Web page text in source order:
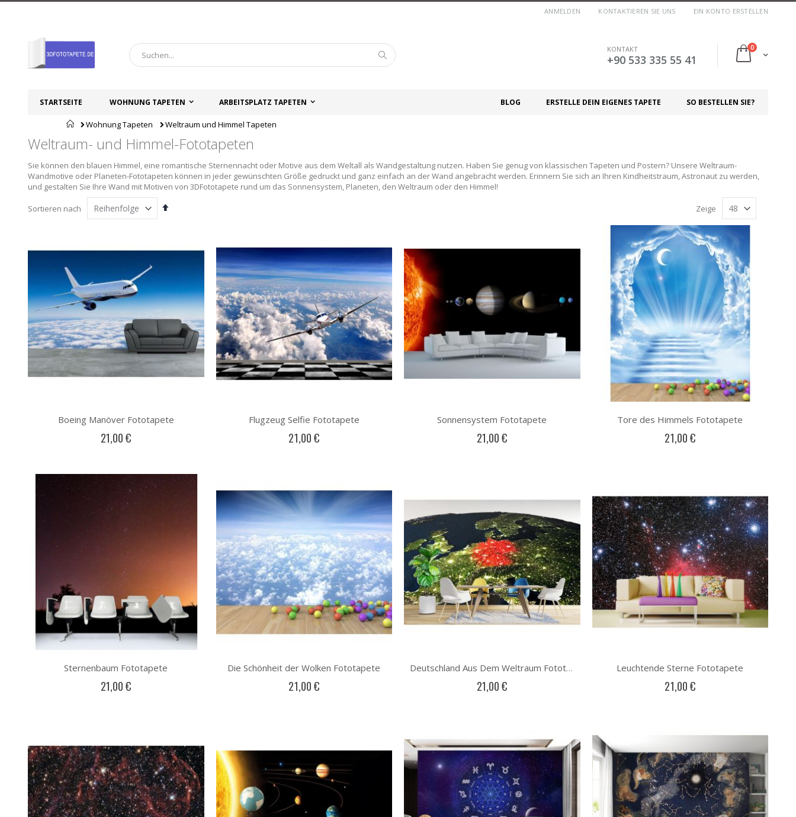
ANMELDEN KONTAKTIEREN SIE UNS EIN KONTO ERSTELLEN
Cart
0Artikel
Suche KONTAKT
+90 533 335 55 41
STARTSEITE WOHNUNG TAPETEN ARBEITSPLATZ TAPETEN SO BESTELLEN SIE?
ERSTELLE DEIN EIGENES TAPETE
BLOG
Startseite
Wohnung Tapeten Weltraum und Himmel Tapeten
Weltraum- und Himmel-Fototapeten
Sie können den blauen Himmel, eine romantische Sternennacht oder Motive aus dem Weltall als Wandgestaltung nutzen. Haben Sie genug von klassischen Tapeten und Postern? Unsere Weltraum-
Wandmotive oder Planeten-Fototapeten können in jeder gewünschten Größe gedruckt und ganz einfach an der Wand angebracht werden. Erinnern Sie sich an Ihren Kindheitstraum, Astronaut zu werden,
und gestalten Sie Ihre Wand mit Motiven von 3DFototapete rund um das Sonnensystem, Planeten, den Weltraum oder den Himmel!
Sortieren nach
Absteigend
Zeige
Boeing Manöver Fototapete
21,00 €
Flugzeug Selfie Fototapete
21,00 €
Sonnensystem Fototapete
21,00 €
Tore des Himmels Fototapete
21,00 €
Sternenbaum Fototapete
21,00 €
Die Schönheit der Wolken Fototapete
21,00 €
Deutschland Aus Dem Weltraum Fototapete
21,00 €
Leuchtende Sterne Fototapete
21,00 €